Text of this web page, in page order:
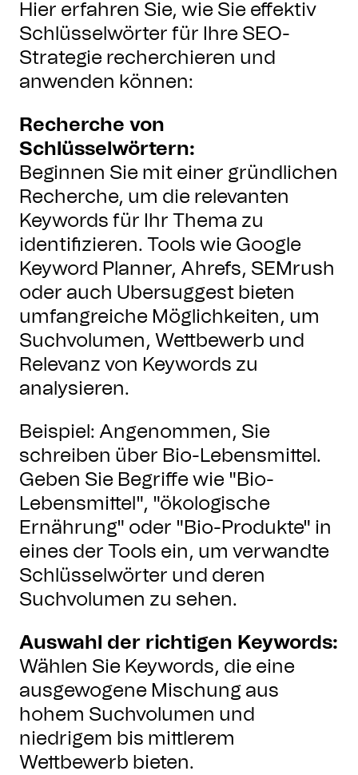
Hier erfahren Sie, wie Sie effektiv
Schlüsselwörter für Ihre SEO-
Strategie recherchieren und
anwenden können:
Recherche von
Schlüsselwörtern:
Beginnen Sie mit einer gründlichen
Recherche, um die relevanten
Keywords für Ihr Thema zu
identifizieren. Tools wie Google
Keyword Planner, Ahrefs, SEMrush
oder auch Ubersuggest bieten
umfangreiche Möglichkeiten, um
Suchvolumen, Wettbewerb und
Relevanz von Keywords zu
analysieren.
Beispiel: Angenommen, Sie
schreiben über Bio-Lebensmittel.
Geben Sie Begriffe wie "Bio-
Lebensmittel", "ökologische
Ernährung" oder "Bio-Produkte" in
eines der Tools ein, um verwandte
Schlüsselwörter und deren
Suchvolumen zu sehen.
Auswahl der richtigen Keywords:
Wählen Sie Keywords, die eine
ausgewogene Mischung aus
hohem Suchvolumen und
niedrigem bis mittlerem
Wettbewerb bieten.